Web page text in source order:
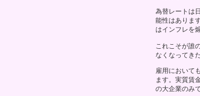
為替レートは
能性はありま
はインフレを
これこそが誰
なくなってき
雇用において
ます。実質賃
の大企業のみ